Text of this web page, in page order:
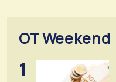
OT Weekend
1